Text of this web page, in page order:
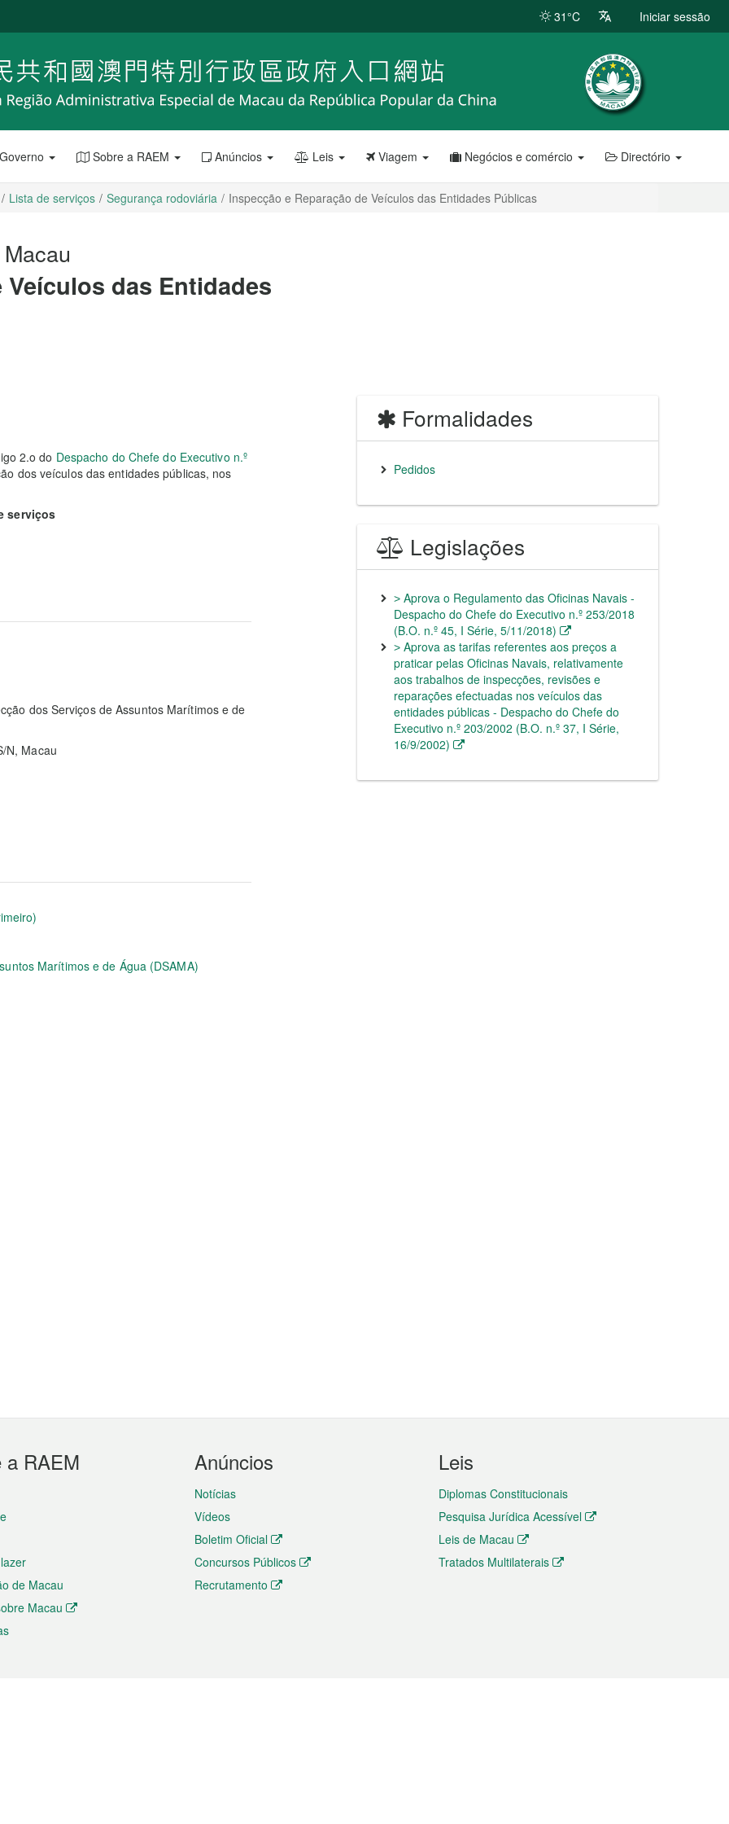
31°C Iniciar sessão
Sobre a RAEM Anúncios Leis Viagem Negócios e comércio Directório
Lista de serviços Segurança rodoviária Inspecção e Reparação de Veículos das Entidades Públicas
das Entidades
2.o do Despacho do Chefe do Executivo n.º
dos veículos das entidades públicas, nos
serviços
dos Serviços de Assuntos Marítimos e de
N, Macau
Marítimos e de Água (DSAMA)
Formalidades
Pedidos
Legislações
˃ Aprova o Regulamento das Oficinas Navais -
Despacho do Chefe do Executivo n.º 253/2018
(B.O. n.º 45, I Série, 5/11/2018)
˃ Aprova as tarifas referentes aos preços a
praticar pelas Oficinas Navais, relativamente
aos trabalhos de inspecções, revisões e
reparações efectuadas nos veículos das
entidades públicas - Despacho do Chefe do
Executivo n.º 203/2002 (B.O. n.º 37, I Série,
16/9/2002)
a RAEM
de Macau
Macau
Anúncios
Notícias
Vídeos
Boletim Oficial
Concursos Públicos
Recrutamento
Leis
Diplomas Constitucionais
Pesquisa Jurídica Acessível
Leis de Macau
Tratados Multilaterais